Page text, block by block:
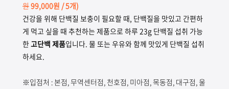
원99,000원 / 5개)
건강을 위해 단백질 보충이 필요할 때, 단백질을 맛있고 간편하
게 먹고 싶을 때 추천하는 제품으로 하루 23g 단백질 섭취 가능
한고단백 제품입니다. 물 또는 우유와 함께 맛있게 단백질 섭취
하세요.
※입점처 : 본점, 무역센터점, 천호점, 미아점, 목동점, 대구점, 울